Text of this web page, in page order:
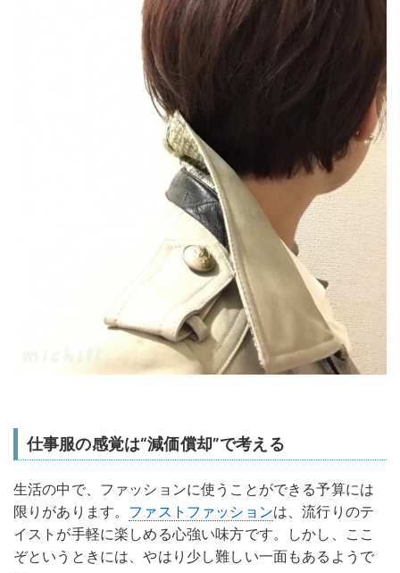
仕事服の感覚は“減価償却”で考える
生活の中で、ファッションに使うことができる予算には
限りがあります。 ファストファッションは、流行りのテ
イストが手軽に楽しめる心強い味方です。しかし、ここ
ぞというときには、やはり少し難しい一面もあるようで